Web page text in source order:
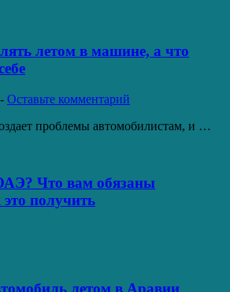
летом в машине, а что
- Оставьте комментарий
проблемы автомобилистам, и …
Что вам обязаны
это получить
летом в Аравии